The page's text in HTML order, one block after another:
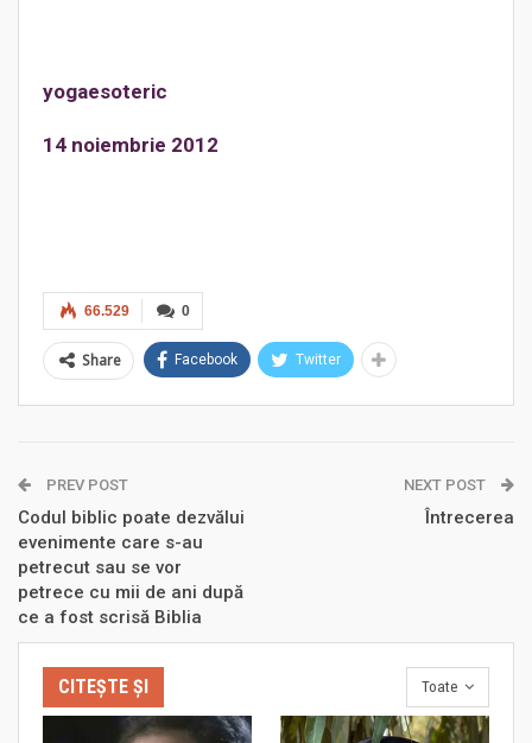
yogaesoteric
14 noiembrie 2012
0
66.529
Share Facebook Twitter
PREV POST
Codul biblic poate dezvălui
evenimente care s-au
petrecut sau se vor
petrece cu mii de ani după
ce a fost scrisă Biblia
NEXT POST
Întrecerea
Toate
CITEȘTE ȘI